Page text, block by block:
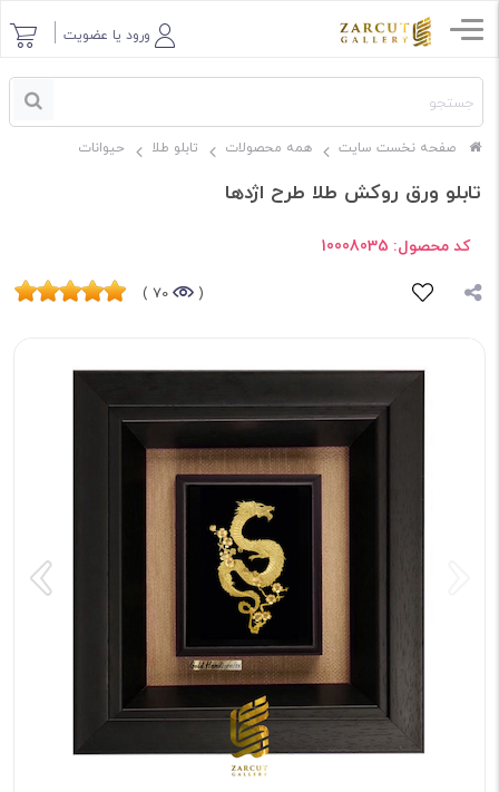
ورود یا عضویت
صفحه نخست سایت همه محصولات تابلو طلا حیوانات
تابلو ورق روکش طلا طرح اژدها
کد محصول: 10008035
(
70 )